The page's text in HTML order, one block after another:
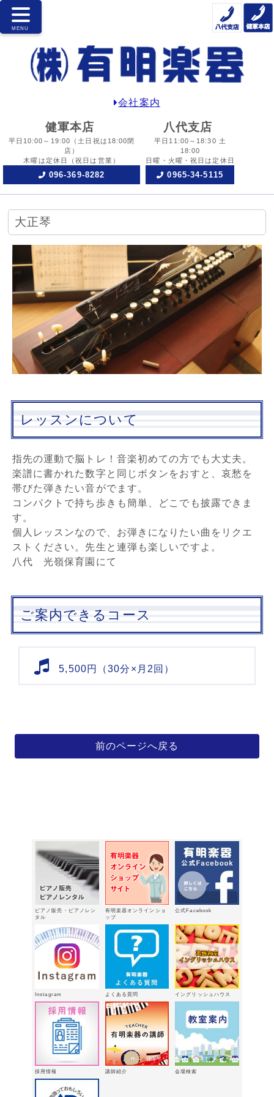
会社案内
健軍本店
平日10:00～19:00
（土日祝は18:00閉
店）
木曜は定休日
（祝日は営業）
096-369-8282
八代支店
平日11:00～18:30 土
18:00
日曜・火曜・祝日は定休日
0965-34-5115
大正琴
レッスンについて
指先の運動で脳トレ！音楽初めての方でも大丈夫。
楽譜に書かれた数字と同じボタンをおすと、哀愁を
帯びた弾きたい音がでます。
コンパクトで持ち歩きも簡単、どこでも披露できま
す。
個人レッスンなので、お弾きになりたい曲をリクエ
ストください。先生と連弾も楽しいですよ。
八代 光嶺保育園にて
ご案内できるコース
5,500円（30分×月2回）
前のページへ戻る
ピアノ販売・ピアノレン
タル
有明楽器オンラインショ
ップ
公式Facebook
Instagram よくある質問 イングリッシュハウス
採用情報 講師紹介 会場検索